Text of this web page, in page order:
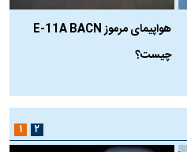
هواپیمای مرموز E-11A BACN
چیست؟
۱ ۲